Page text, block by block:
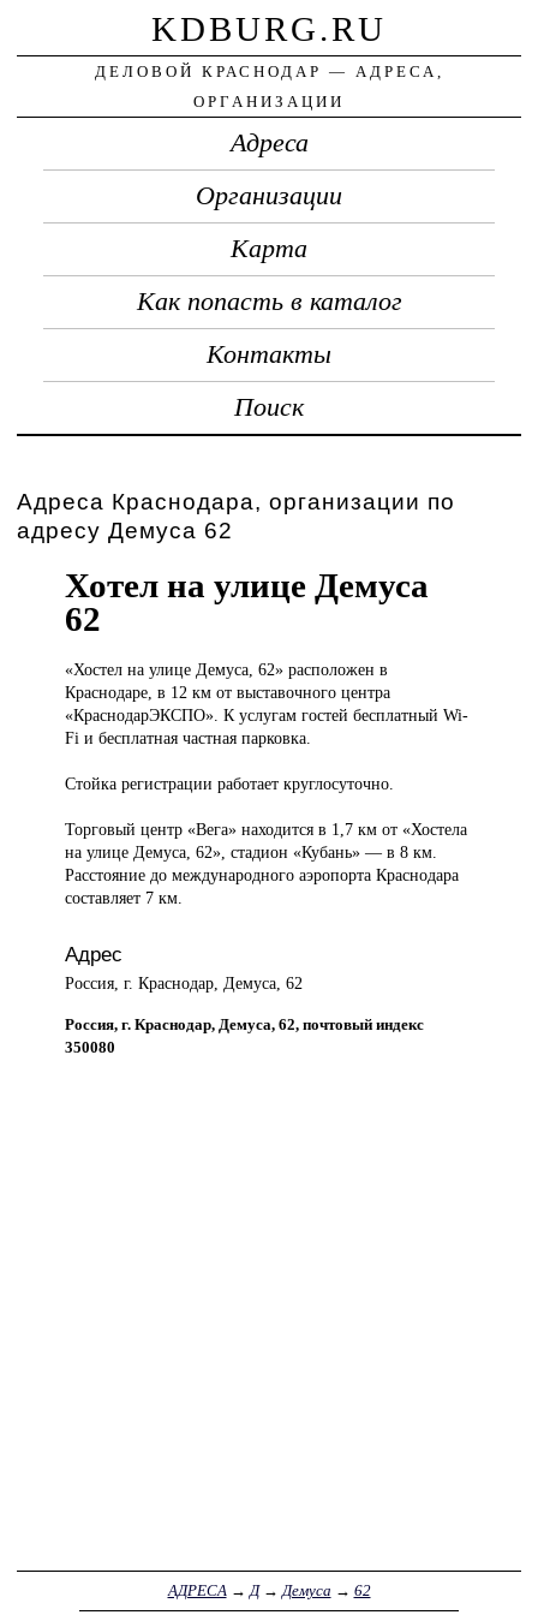
KDBURG.RU
ДЕЛОВОЙ КРАСНОДАР — АДРЕСА,
ОРГАНИЗАЦИИ
Адреса
Организации
Карта
Как попасть в каталог
Контакты
Поиск
Адреса Краснодара, организации по
адресу Демуса 62
Хотел на улице Демуса
62
«Хостел наулице Демуса, 62» расположен в
Краснодаре, в 12 км от выставочного центра
«КраснодарЭКСПО». К услугам гостей бесплатный Wi-
Fi и бесплатная частная парковка.
Стойка регистрации работает круглосуточно.
Торговый центр «Вега» находится в 1,7 км от «Хостела
на улице Демуса, 62», стадион «Кубань» — в 8 км.
Расстояние до международного аэропорта Краснодара
составляет 7 км.
Адрес
Россия, г. Краснодар, Демуса, 62
Россия, г. Краснодар, Демуса, 62, почтовый индекс
350080
АДРЕСА→Д→Демуса → 62